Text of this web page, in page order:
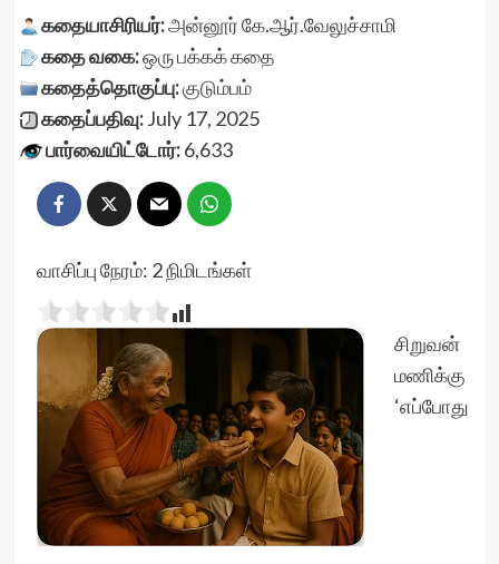
கதையாசிரியர்:அன்னூர் கே.ஆர்.வேலுச்சாமி
கதை வகை:ஒரு பக்கக் கதை
கதைத்தொகுப்பு:குடும்பம்
கதைப்பதிவு:July 17, 2025
பார்வையிட்டோர்:6,633
வாசிப்பு நேரம்: 2நிமிடங்கள்
சிறுவன்
மணிக்கு
‘எப்போது